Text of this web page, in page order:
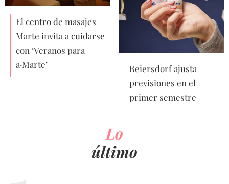
El centro de masajes
Marte invita a cuidarse
con ‘Veranos para
a·Marte’
Beiersdorf ajusta
previsiones en el
primer semestre
Lo
último